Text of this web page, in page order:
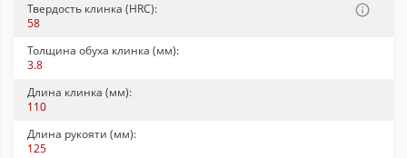
Твердость клинка (HRC):
58
Толщина обуха клинка (мм):
3.8
Длина клинка (мм):
110
Длина рукояти (мм):
125